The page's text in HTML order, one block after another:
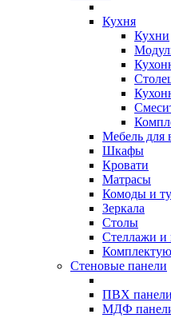
Кухня
Кухни
Мебель для
Шкафы
Кровати
Матрасы
Комоды и
Зеркала
Столы
Стеллажи и
Стеновые панели
ПВХ панели
МДФ